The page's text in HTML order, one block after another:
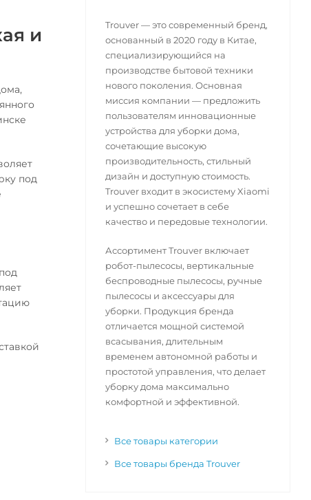
и
под
Trouver — это современный бренд,
основанный в 2020 году в Китае,
специализирующийся на
производстве бытовой техники
нового поколения. Основная
миссия компании — предложить
пользователям инновационные
устройства для уборки дома,
сочетающие высокую
производительность, стильный
дизайн и доступную стоимость.
Trouver входит в экосистему Xiaomi
и успешно сочетает в себе
качество и передовые технологии.
Ассортимент Trouver включает
робот-пылесосы, вертикальные
беспроводные пылесосы, ручные
пылесосы и аксессуары для
уборки. Продукция бренда
отличается мощной системой
всасывания, длительным
временем автономной работы и
простотой управления, что делает
уборку дома максимально
комфортной и эффективной.
Все товары категории
Все товары бренда Trouver